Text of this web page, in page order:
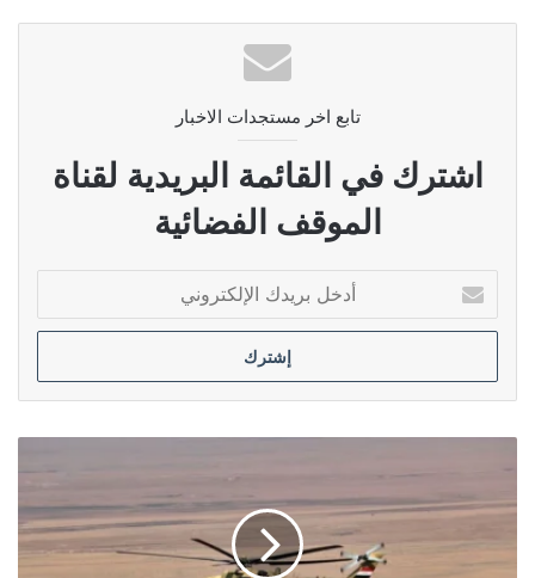
تابع اخر مستجدات الاخبار
اشترك في القائمة البريدية لقناة
الموقف الفضائية
بريدك
الإلكتروني
يشارك
تأمين